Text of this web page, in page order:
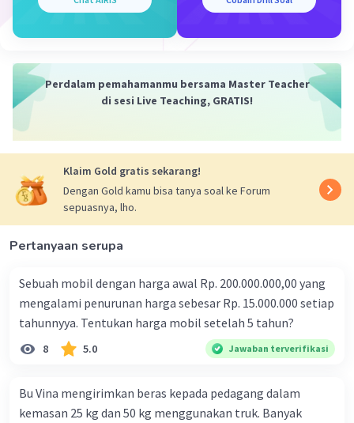
Perdalam pemahamanmu bersama Master Teacher
di sesi Live Teaching, GRATIS!
Klaim Gold gratis sekarang!
Dengan Gold kamu bisa tanya soal ke Forum
sepuasnya, lho.
Pertanyaan serupa
Sebuah mobil dengan harga awal Rp. 200.000.000,00 yang
mengalami penurunan harga sebesar Rp. 15.000.000 setiap
tahunnyya. Tentukan harga mobil setelah 5 tahun?
8 5.0 Jawaban terverifikasi
Bu Vina mengirimkan beras kepada pedagang dalam
kemasan 25 kg dan 50 kg menggunakan truk. Banyak